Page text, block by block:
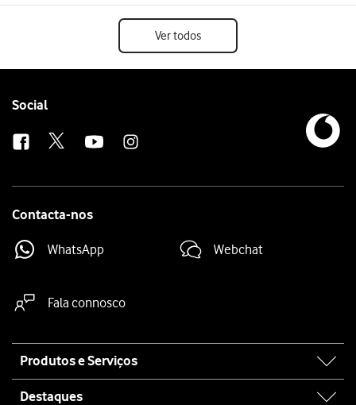
Ver todos
Follow
Social
Contacta-nos
WhatsApp Webchat
Fala connosco
map
Produtos e Serviços
Destaques